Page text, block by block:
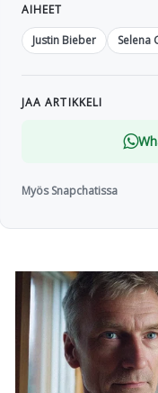
AIHEET
Justin Bieber
Selena
JAA ARTIKKELI
Myös Snapchatissa